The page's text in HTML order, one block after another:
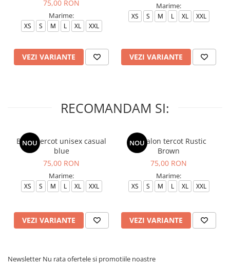
75,00 RON
Marime:
XS S M L XL XXL
VEZI VARIANTE
Marime:
XS S M L XL XXL
VEZI VARIANTE
RECOMANDAM SI:
NOU
Bluza tercot unisex casual
blue
75,00 RON
Marime:
XS S M L XL XXL
VEZI VARIANTE
NOU
Pantalon tercot Rustic
Brown
75,00 RON
Marime:
XS S M L XL XXL
VEZI VARIANTE
Newsletter Nu rata ofertele si promotiile noastre